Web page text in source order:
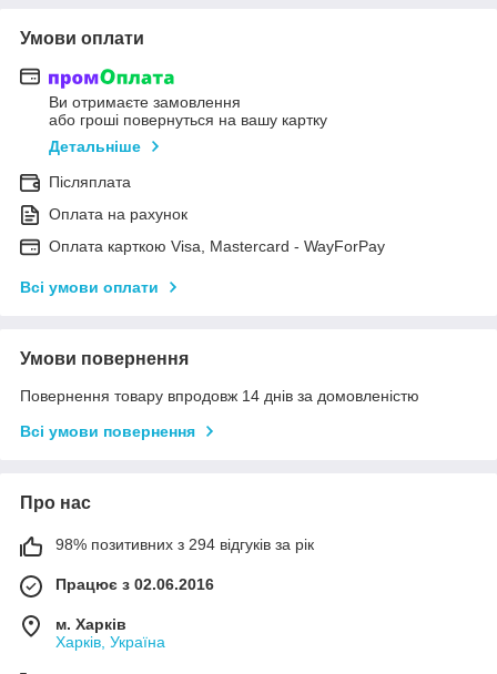
Умови оплати
Ви отримаєте замовлення
або гроші повернуться на вашу картку
Детальніше
Післяплата
Оплата на рахунок
Оплата карткою Visa, Mastercard - WayForPay
Всі умови оплати
Умови повернення
Повернення товару впродовж 14 днів за домовленістю
Всі умови повернення
Про нас
98% позитивних з 294 відгуків за рік
Працює з 02.06.2016
м. Харків
Харків, Україна